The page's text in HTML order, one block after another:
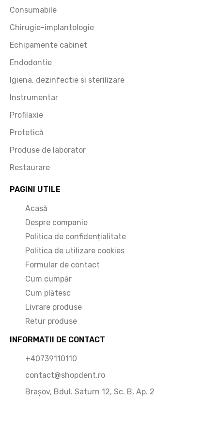
Consumabile
Chirugie-implantologie
Echipamente cabinet
Endodontie
Igiena, dezinfectie si sterilizare
Instrumentar
Profilaxie
Protetică
Produse de laborator
Restaurare
PAGINI UTILE
Acasă
Despre companie
Politica de confidențialitate
Politica de utilizare cookies
Formular de contact
Cum cumpăr
Cum plătesc
Livrare produse
Retur produse
INFORMATII DE CONTACT
+40739110110
contact@shopdent.ro
Brașov, Bdul. Saturn 12, Sc. B, Ap. 2